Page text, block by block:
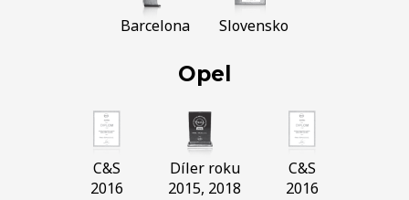
Barcelona Slovensko
Opel
C&S
2016
Díler roku
2015, 2018
C&S
2016